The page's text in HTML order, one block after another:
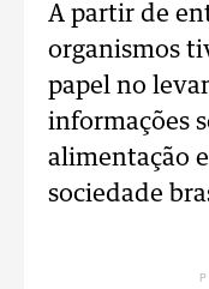
A partir de
organismos
papel no
informações
alimentação
sociedade